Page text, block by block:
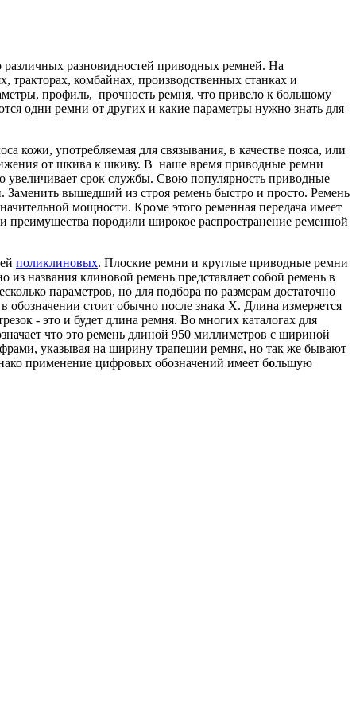
различных разновидностей приводных ремней. На
комбайнах, производственных станках и
профиль, прочность ремня, что привело к большому
одни ремни от других и какие параметры нужно знать для
кожи, употребляемая для связывания, в качестве пояса, или
от шкива к шкиву. В наше время приводные ремни
увеличивает срок службы. Свою популярность приводные
Заменить вышедший из строя ремень быстро и просто. Ремень
мощности. Кроме этого ременная передача имеет
преимущества породили широкое распространение ременной
поликлиновых. Плоские ремни и круглые приводные ремни
названия клиновой ремень представляет собой ремень в
параметров, но для подбора по размерам достаточно
стоит обычно после знака Х. Длина измеряется
- это и будет длина ремня. Во многих каталогах для
что это ремень длиной 950 миллиметров с шириной
указывая на ширину трапеции ремня, но так же бывают
применение цифровых обозначений имеет большую